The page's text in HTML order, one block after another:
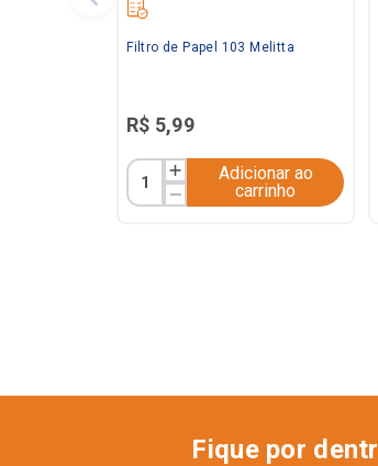
Filtro de Papel 103 Melitta
R$ 5,99
Adicionar ao
carrinho
Fique por